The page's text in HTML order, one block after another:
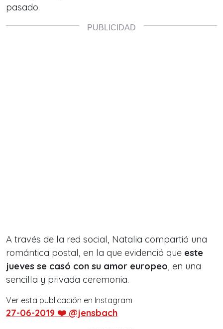
pasado.
A través de la red social, Natalia compartió una
romántica postal, en la que evidenció que este
jueves se casó con su amor europeo , en una
sencilla y privada ceremonia.
Ver esta publicación en Instagram
27-06-2019 ❤️ @jensbach